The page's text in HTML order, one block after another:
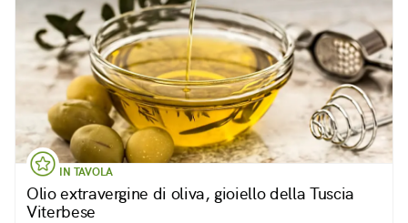
IN TAVOLA
Olio extravergine di oliva, gioiello della Tuscia
Viterbese